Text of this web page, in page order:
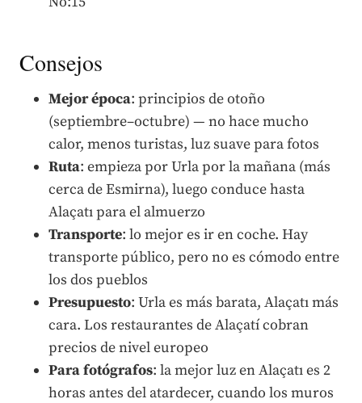
Consejos
Mejor época: principios de otoño
(septiembre–octubre) — no hace mucho
calor, menos turistas, luz suave para fotos
Ruta: empieza por Urla por la mañana (más
cerca de Esmirna), luego conduce hasta
Alaçatı para el almuerzo
Transporte: lo mejor es ir en coche. Hay
transporte público, pero no es cómodo entre
los dos pueblos
Presupuesto: Urla es más barata, Alaçatı más
cara. Los restaurantes de Alaçatí cobran
precios de nivel europeo
Para fotógrafos: la mejor luz en Alaçatı es 2
horas antes del atardecer, cuando los muros